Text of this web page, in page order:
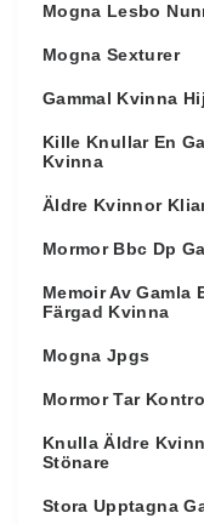
Mogna Lesbo
Mogna Sexturer
Gammal Kvinna
Kille Knullar En
Kvinna
Äldre Kvinnor
Mormor Bbc Dp
Memoir Av Gamla
Färgad Kvinna
Mogna Jpgs
Mormor Tar
Knulla Äldre
Stönare
Stora Upptagna